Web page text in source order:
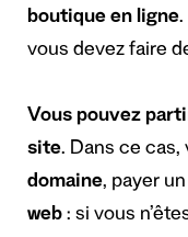
boutique en ligne.
vous devez faire
Vous pouvez
site. Dans ce cas,
domaine, payer un
web : si vous